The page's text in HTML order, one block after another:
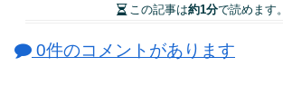
この記事は約1分で読めます。
0件のコメントがあります